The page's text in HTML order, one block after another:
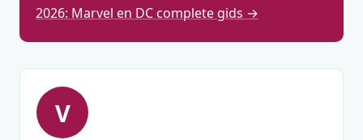
2026: Marvel en DC complete gids →
V